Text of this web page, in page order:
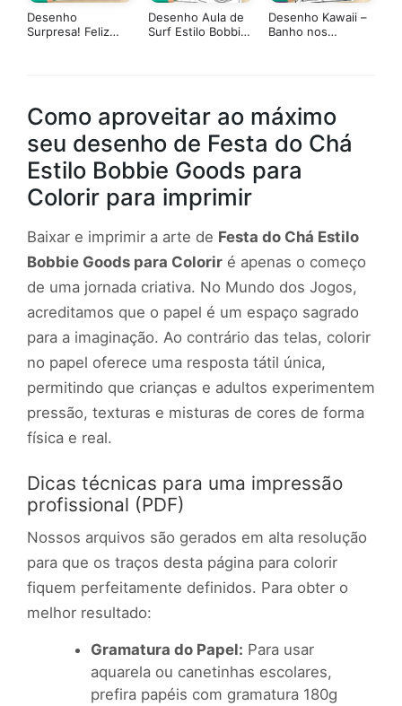
Desenho
Surpresa! Feliz
Desenho Aula de
Surf Estilo Bobbie
Desenho Kawaii –
Banho nos
Como aproveitar ao máximo
seu desenho de Festa do Chá
Estilo Bobbie Goods para
Colorir para imprimir
Baixar e imprimir a arte de Festa do Chá Estilo
Bobbie Goods para Colorir é apenas o começo
de uma jornada criativa. No Mundo dos Jogos,
acreditamos que o papel é um espaço sagrado
para a imaginação. Ao contrário das telas, colorir
no papel oferece uma resposta tátil única,
permitindo que crianças e adultos experimentem
pressão, texturas e misturas de cores de forma
física e real.
Dicas técnicas para uma impressão
profissional (PDF)
Nossos arquivos são gerados em alta resolução
para que os traços desta página para colorir
fiquem perfeitamente definidos. Para obter o
melhor resultado:
Gramatura do Papel: Para usar
aquarela ou canetinhas escolares,
prefira papéis com gramatura 180g